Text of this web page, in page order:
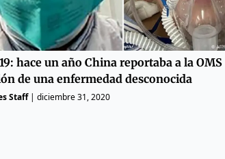
hace un año China reportaba a la OMS
de una enfermedad desconocida
Staff|diciembre 31, 2020